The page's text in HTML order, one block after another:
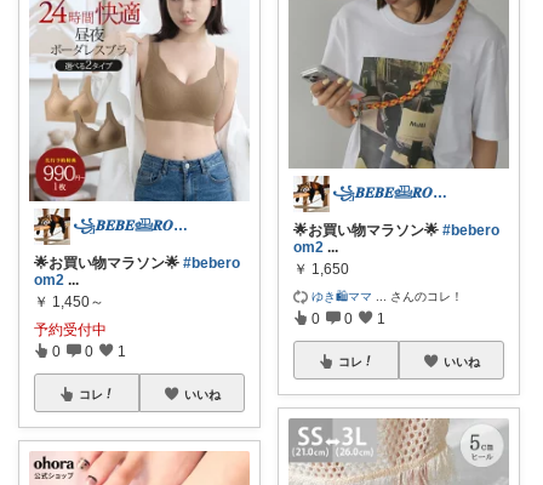
꧁𝑩𝑬𝑩𝑬𓊝𝑹𝑶𝑶𝑴꧂
🌟お買い物マラソン🌟 #bebero
om2 ...
￥ 1,450～
予約受付中
0 0 1
コレ いいね
꧁𝑩𝑬𝑩𝑬𓊝𝑹𝑶𝑶𝑴꧂
🌟お買い物マラソン🌟 #bebero
om2 ...
￥ 1,650
ゆき🛍️ママ さんのコレ！
0 0 1
コレ いいね